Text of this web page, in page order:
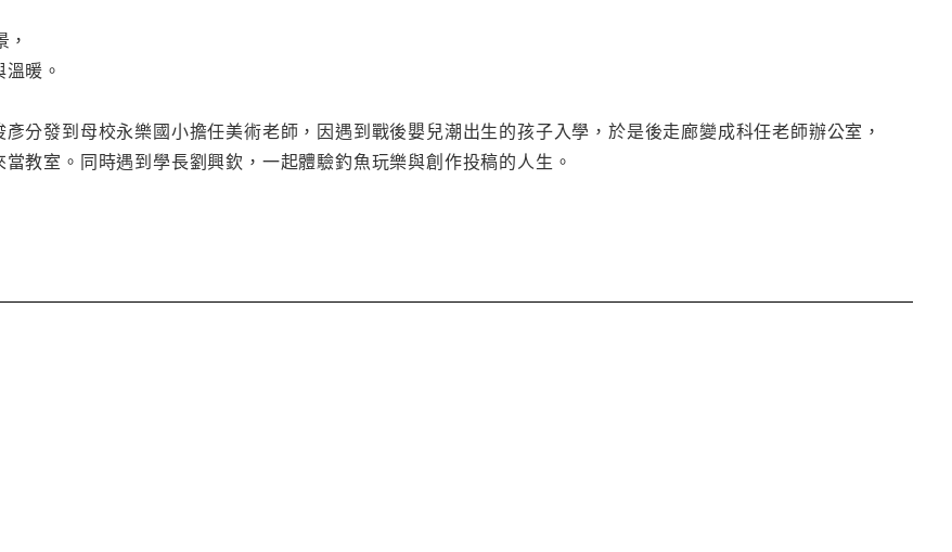
暖。
分發到母校永樂國小擔任美術老師，因遇到戰後嬰兒潮出生的孩子入學，於是後走廊變成科任老師辦公室，
教室。同時遇到學長劉興欽，一起體驗釣魚玩樂與創作投稿的人生。